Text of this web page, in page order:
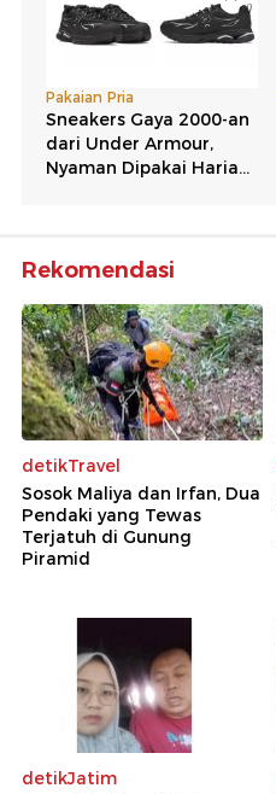
Rekomendasi
detikTravel
Sosok Maliya dan Irfan, Dua
Pendaki yang Tewas
Terjatuh di Gunung
Piramid
detikJatim